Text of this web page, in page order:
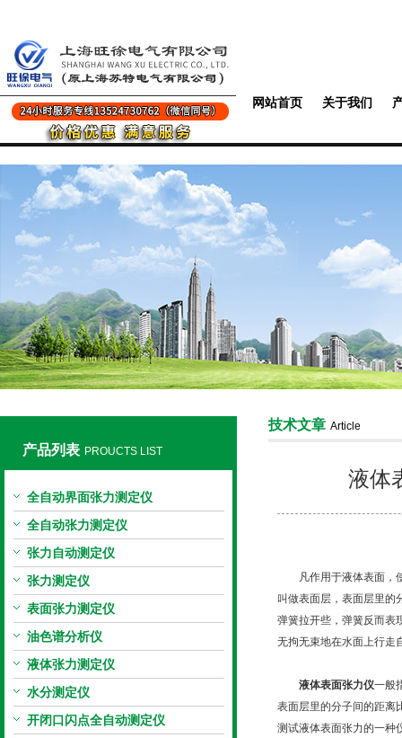
网站首页 关于我们
产品列表 PROUCTS LIST
全自动界面张力测定仪
全自动张力测定仪
张力自动测定仪
张力测定仪
表面张力测定仪
油色谱分析仪
液体张力测定仪
水分测定仪
开闭口闪点全自动测定仪
技术文章 Article
液体
凡作用于液体表面，使
叫做表面层，表面层里的
弹簧拉开些，弹簧反而表
无拘无束地在水面上行走
液体表面张力仪一般
表面层里的分子间的距离
测试液体表面张力的一种